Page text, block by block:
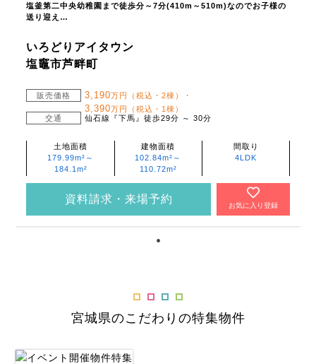
塩釜第二中央幼稚園まで徒歩分～7分(410m～510m)なのでお子様の
送り迎え…
いろどりアイタウン
塩竈市芦畔町
販売価格 3,190万円（税込・2棟）・
3,390万円（税込・1棟）
交通
仙石線『下馬』徒歩29分 ～ 30分
土地面積
179.99m²～
184.1m²
建物面積
102.84m²～
110.72m²
間取り
4LDK
資料請求・来場予約
お気に入り登録
宮城県のこだわりの特集物件